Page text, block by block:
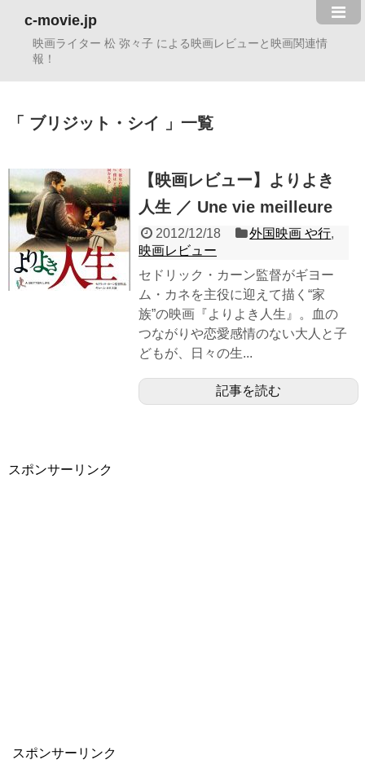
c-movie.jp
映画ライター 松 弥々子 による映画レビューと映画関連情
報！
ブリジット・シイ 一覧
【映画レビュー】よりよき
人生 ／ Une vie meilleure
2012/12/18 外国映画 や行,
映画レビュー
セドリック・カーン監督がギヨー
ム・カネを主役に迎えて描く“家
族”の映画『よりよき人生』。血の
つながりや恋愛感情のない大人と子
どもが、日々の生...
記事を読む
スポンサーリンク
スポンサーリンク